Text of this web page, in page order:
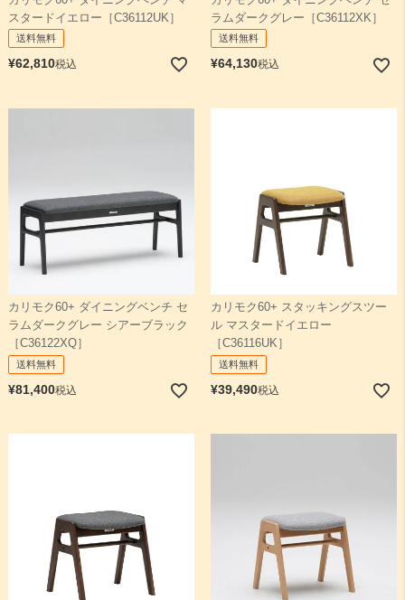
スタードイエロー［C36112UK］
送料無料
¥62,810税込
ラムダークグレー［C36112XK］
送料無料
¥64,130税込
カリモク60+ ダイニングベンチ セ
ラムダークグレー シアーブラック
［C36122XQ］
送料無料
¥81,400税込
カリモク60+ スタッキングスツー
ル マスタードイエロー
［C36116UK］
送料無料
¥39,490税込